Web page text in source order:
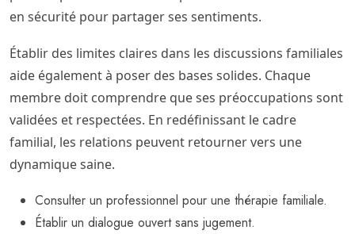
en sécurité pour partager ses sentiments.
Établir des limites claires dans les discussions familiales
aide également à poser des bases solides. Chaque
membre doit comprendre que ses préoccupations sont
validées et respectées. En redéfinissant le cadre
familial, les relations peuvent retourner vers une
dynamique saine.
Consulter un professionnel pour une thérapie familiale.
Établir un dialogue ouvert sans jugement.